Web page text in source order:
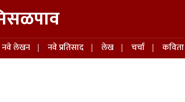
नवे लेखन नवे प्रतिसाद लेख चर्चा कविता